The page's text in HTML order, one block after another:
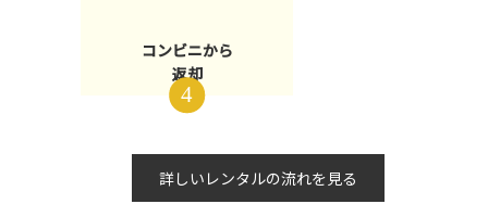
コンビニから
返却
詳しいレンタルの流れを見る